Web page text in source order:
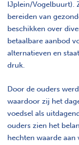
IJplein/Vogelbuurt).
bereiden van
beschikken over
betaalbare aanbod
alternatieven en
druk.
Door de ouders
waardoor zij het
voedsel als
ouders zien het
hechten waarde